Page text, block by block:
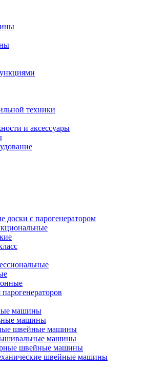
техники
и аксессуары
доски с парогенератором
машины
машины
швейные машины
машины
швейные машины
швейные машины